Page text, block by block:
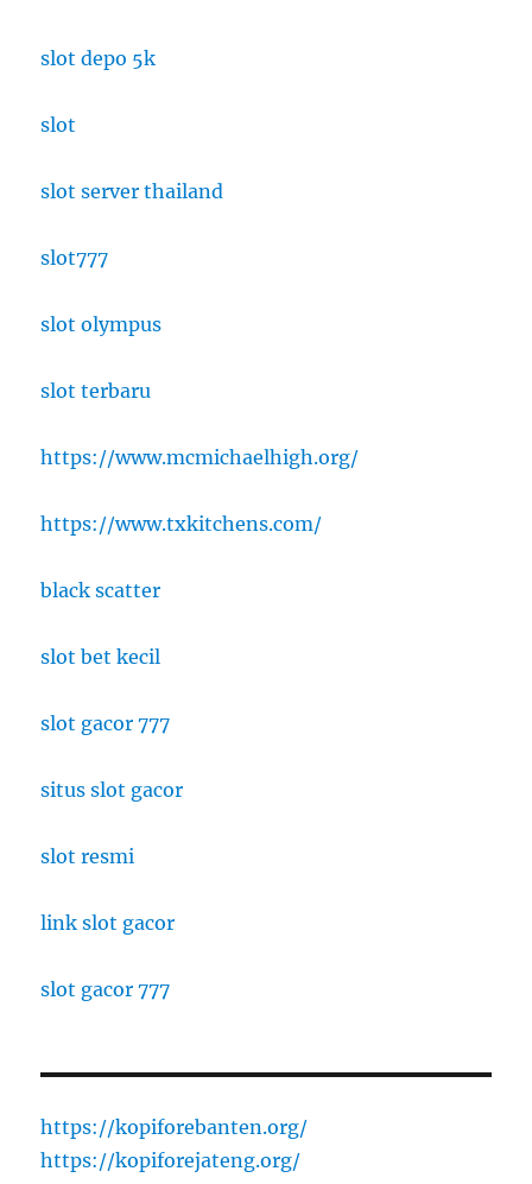
slot depo 5k
slot
slot server thailand
slot777
slot olympus
slot terbaru
https://www.mcmichaelhigh.org/
https://www.txkitchens.com/
black scatter
slot bet kecil
slot gacor 777
situs slot gacor
slot resmi
link slot gacor
slot gacor 777
https://kopiforebanten.org/
https://kopiforejateng.org/